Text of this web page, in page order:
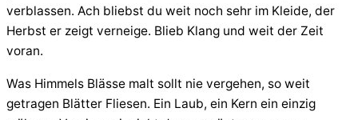
verblassen. Ach bliebst du weit noch sehr im Kleide, der
Herbst er zeigt verneige. Blieb Klang und weit der Zeit
voran.
Was Himmels Blässe malt sollt nie vergehen, so weit
getragen Blätter Fliesen. Ein Laub, ein Kern ein einzig